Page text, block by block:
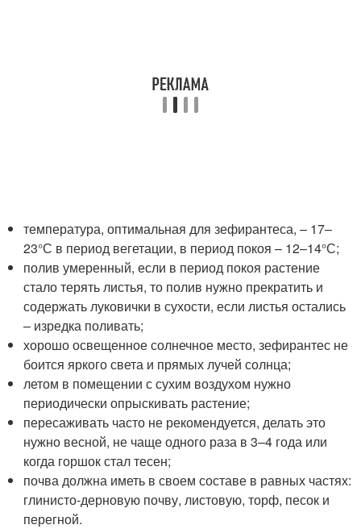
температура, оптимальная для зефирантеса, – 17–
23°С в период вегетации, в период покоя – 12–14°С;
полив умеренный, если в период покоя растение
стало терять листья, то полив нужно прекратить и
содержать луковички в сухости, если листья остались
– изредка поливать;
хорошо освещенное солнечное место, зефирантес не
боится яркого света и прямых лучей солнца;
летом в помещении с сухим воздухом нужно
периодически опрыскивать растение;
пересаживать часто не рекомендуется, делать это
нужно весной, не чаще одного раза в 3–4 года или
когда горшок стал тесен;
почва должна иметь в своем составе в равных частях:
глинисто-дерновую почву, листовую, торф, песок и
перегной.